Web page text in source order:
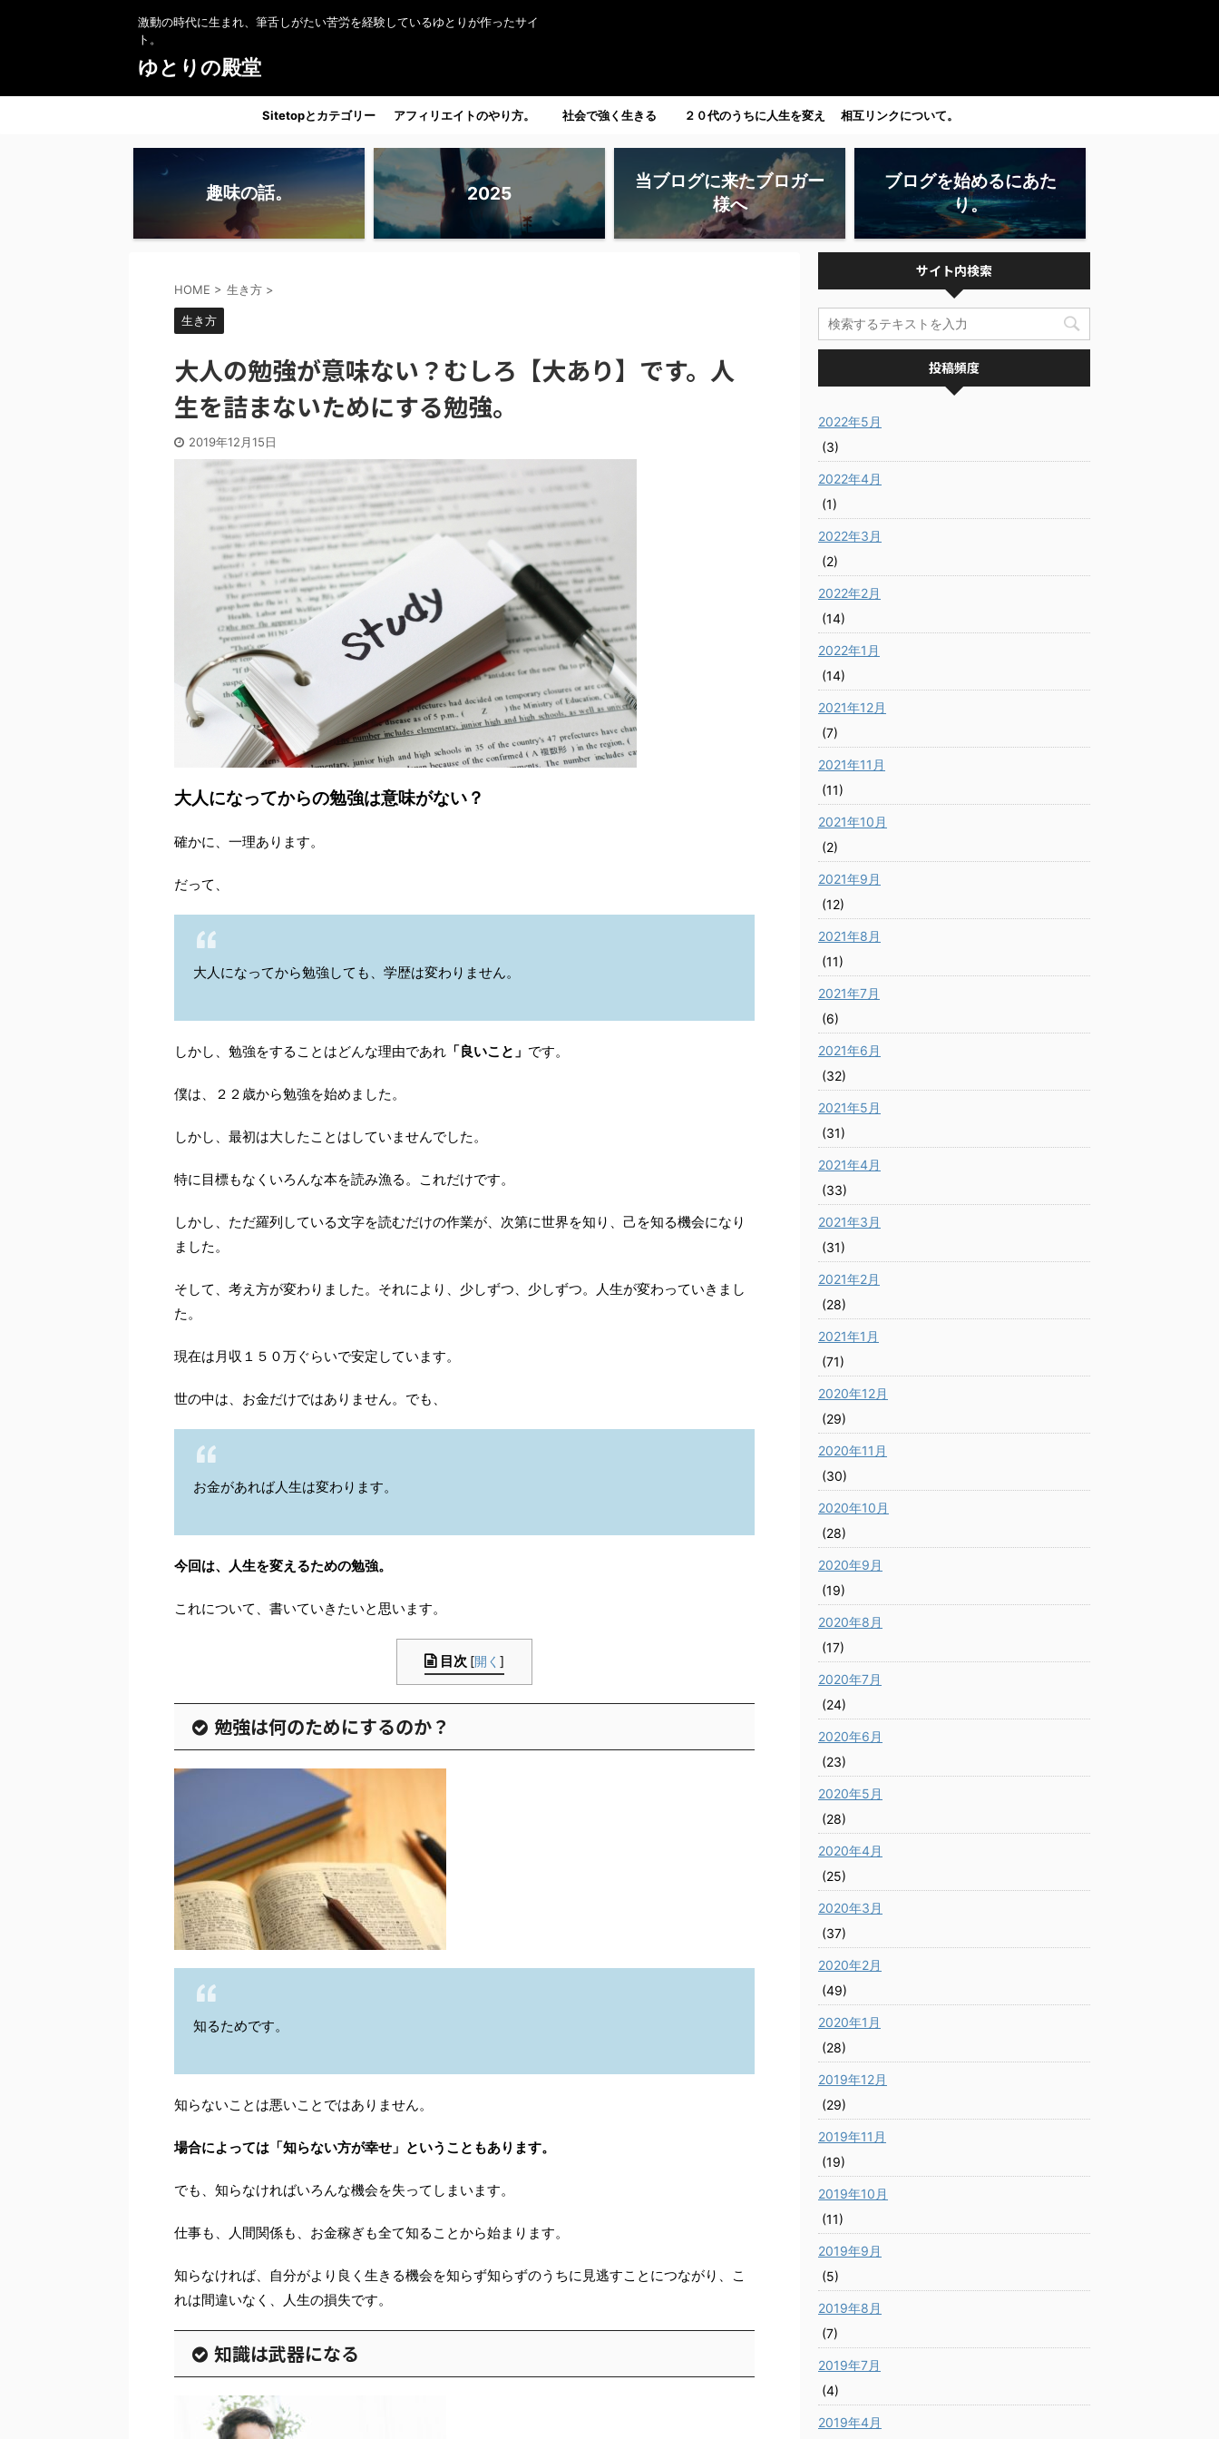
激動の時代に生まれ、筆舌しがたい苦労を経験しているゆとりが作ったサイ
ト。
ゆとりの殿堂
Sitetopとカテゴリー アフィリエイトのやり方。 社会で強く生きる ２０代のうちに人生を変え
たい人へ。
相互リンクについて。
趣味の話。 2025
当ブログに来たブロガー
様へ
ブログを始めるにあた
り。
HOME > 生き方 >
生き方
大人の勉強が意味ない？むしろ【大あり】です。人
生を詰まないためにする勉強。
2019年12月15日
大人になってからの勉強は意味がない？
確かに、一理あります。
だって、
大人になってから勉強しても、学歴は変わりません。
しかし、勉強をすることはどんな理由であれ 「良いこと」 です。
僕は、２２歳から勉強を始めました。
しかし、最初は大したことはしていませんでした。
特に目標もなくいろんな本を読み漁る。これだけです。
しかし、ただ羅列している文字を読むだけの作業が、次第に世界を知り、己を知る機会になり
ました。
そして、考え方が変わりました。それにより、少しずつ、少しずつ。人生が変わっていきまし
た。
現在は月収１５０万ぐらいで安定しています。
世の中は、お金だけではありません。でも、
お金があれば人生は変わります。
今回は、人生を変えるための勉強。
これについて、書いていきたいと思います。
目次 [開く ]
勉強は何のためにするのか？
知るためです。
知らないことは悪いことではありません。
場合によっては「知らない方が幸せ」ということもあります。
でも、知らなければいろんな機会を失ってしまいます。
仕事も、人間関係も、お金稼ぎも全て知ることから始まります。
知らなければ、自分がより良く生きる機会を知らず知らずのうちに見逃すことにつながり、こ
れは間違いなく、人生の損失です。
知識は武器になる
サイト内検索
投稿頻度
2022年5月
(3)
2022年4月
(1)
2022年3月
(2)
2022年2月
(14)
2022年1月
(14)
2021年12月
(7)
2021年11月
(11)
2021年10月
(2)
2021年9月
(12)
2021年8月
(11)
2021年7月
(6)
2021年6月
(32)
2021年5月
(31)
2021年4月
(33)
2021年3月
(31)
2021年2月
(28)
2021年1月
(71)
2020年12月
(29)
2020年11月
(30)
2020年10月
(28)
2020年9月
(19)
2020年8月
(17)
2020年7月
(24)
2020年6月
(23)
2020年5月
(28)
2020年4月
(25)
2020年3月
(37)
2020年2月
(49)
2020年1月
(28)
2019年12月
(29)
2019年11月
(19)
2019年10月
(11)
2019年9月
(5)
2019年8月
(7)
2019年7月
(4)
2019年4月